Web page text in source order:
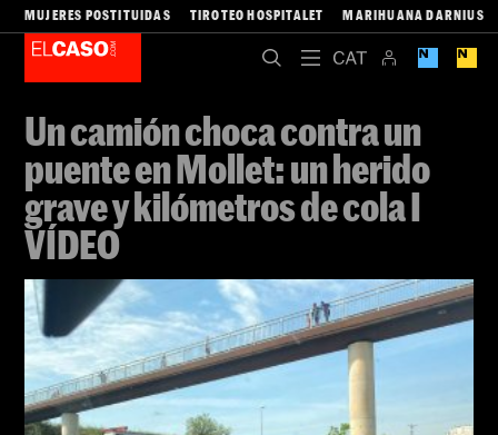
MUJERES POSTITUIDAS TIROTEO HOSPITALET MARIHUANA DARNIUS
Un camión choca contra un
puente en Mollet: un herido
grave y kilómetros de cola I
VÍDEO